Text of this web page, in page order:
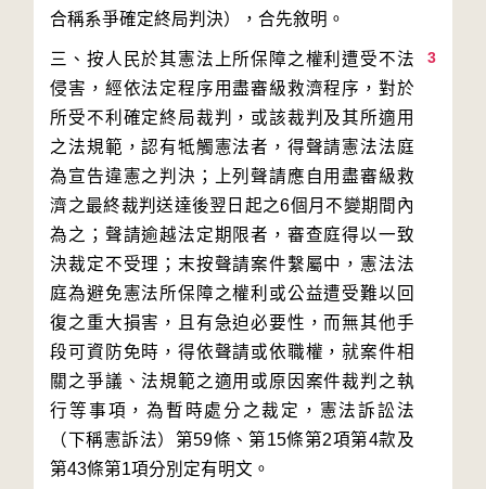
3
三、按人民於其憲法上所保障之權利遭受不法
侵害，經依法定程序用盡審級救濟程序，對於
所受不利確定終局裁判，或該裁判及其所適用
之法規範，認有牴觸憲法者，得聲請憲法法庭
為宣告違憲之判決；上列聲請應自用盡審級救
濟之最終裁判送達後翌日起之6個月不變期間內
為之；聲請逾越法定期限者，審查庭得以一致
決裁定不受理；末按聲請案件繫屬中，憲法法
庭為避免憲法所保障之權利或公益遭受難以回
復之重大損害，且有急迫必要性，而無其他手
段可資防免時，得依聲請或依職權，就案件相
關之爭議、法規範之適用或原因案件裁判之執
行等事項，為暫時處分之裁定，憲法訴訟法
（下稱憲訴法）第59條、第15條第2項第4款及